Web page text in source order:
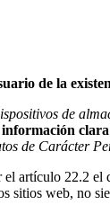
de la
de
de Carácter
artículo 22.2
web, no